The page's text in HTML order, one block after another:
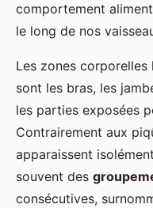
comportement
le long de nos
Les zones
sont les bras, les
les parties exposées
Contrairement aux
apparaissent
souvent des
consécutives,